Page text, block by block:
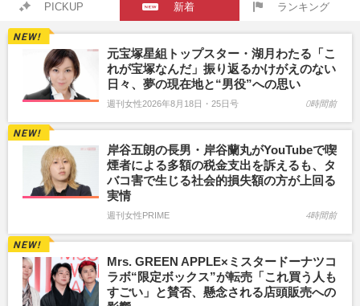
PICKUP 新着 ランキング
元宝塚星組トップスター・湖月わたる「こ
れが宝塚なんだ」振り返るかけがえのない
日々、夢の現在地と“男役”への思い
週刊女性2026年8月18日・25日号 0時間前
岸谷五朗の長男・岸谷蘭丸がYouTubeで喫
煙者による多額の税金支出を訴えるも、タ
バコ害で生じる社会的損失額の方が上回る
実情
週刊女性PRIME 4時間前
Mrs. GREEN APPLE×ミスタードーナツコ
ラボ“限定ボックス”が転売「これ買う人も
すごい」と賛否、懸念される店頭販売への